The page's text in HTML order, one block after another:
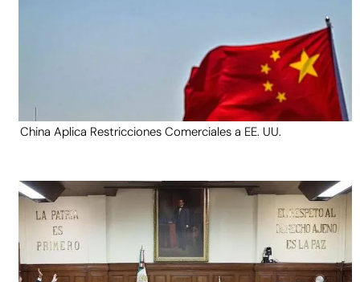
China Aplica Restricciones Comerciales a EE. UU.